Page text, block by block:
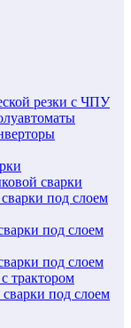
резки с ЧПУ
сварки
под слоем
под слоем
под слоем
трактором
под слоем